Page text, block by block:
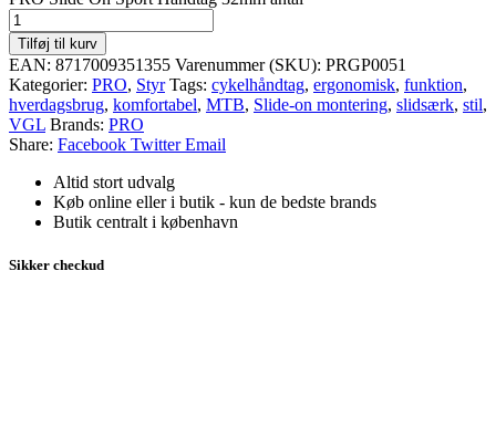
Tilføj til kurv
EAN: 8717009351355 Varenummer (SKU): PRGP0051
Kategorier: PRO, Styr Tags: cykelhåndtag, ergonomisk, funktion,
hverdagsbrug, komfortabel, MTB, Slide-on montering, slidsærk, stil,
VGL Brands: PRO
Share: Facebook Twitter Email
Altid stort udvalg
Køb online eller i butik - kun de bedste brands
Butik centralt i københavn
Sikker checkud